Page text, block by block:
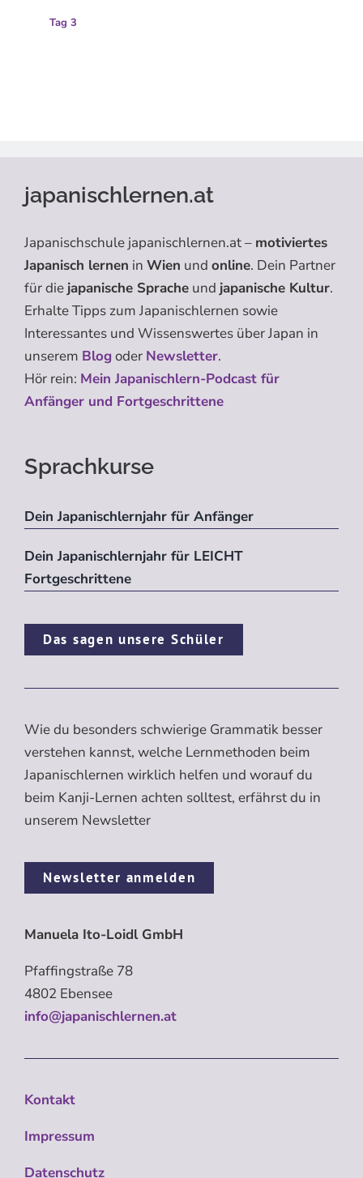
Tag 3
japanischlernen.at
Japanischschule japanischlernen.at – motiviertes
Japanisch lernen in Wien und online. Dein Partner
für die japanische Sprache und japanische Kultur.
Erhalte Tipps zum Japanischlernen sowie
Interessantes und Wissenswertes über Japan in
unserem Blogoder Newsletter.
Hör rein: Mein Japanischlern-Podcast für
Anfänger und Fortgeschrittene
Sprachkurse
Dein Japanischlernjahr für Anfänger
Dein Japanischlernjahr für LEICHT
Fortgeschrittene
Das sagen unsere Schüler
Wie du besonders schwierige Grammatik besser
verstehen kannst, welche Lernmethoden beim
Japanischlernen wirklich helfen und worauf du
beim Kanji-Lernen achten solltest, erfährst du in
unserem Newsletter
Newsletter anmelden
Manuela Ito-Loidl GmbH
Pfaffingstraße 78
4802 Ebensee
info@japanischlernen.at
Kontakt
Impressum
Datenschutz